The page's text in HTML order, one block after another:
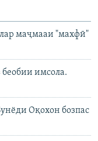
маҷмааи "махфӣ"
имсола.
Оқохон бозпас